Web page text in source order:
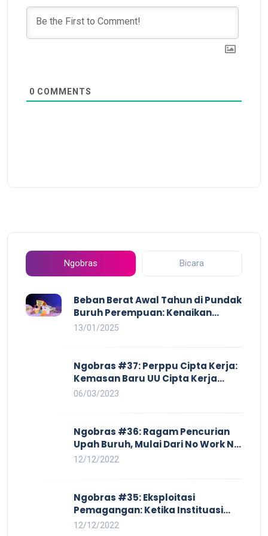
0 COMMENTS
Ngobras Bicara
Beban Berat Awal Tahun di Pundak
Buruh Perempuan: Kenaikan
Harga yang Mencekik, Ancaman
13/01/2025
Ngobras #37: Perppu Cipta Kerja:
Kemasan Baru UU Cipta Kerja
yang Semakin Merugikan Buruh
06/03/2023
Ngobras #36: Ragam Pencurian
Upah Buruh, Mulai Dari No Work No
Pay Hingga Skorsing
12/12/2022
Ngobras #35: Eksploitasi
Pemagangan: Ketika Instituasi
Pendidikan Tunduk pada Hilir
12/12/2022